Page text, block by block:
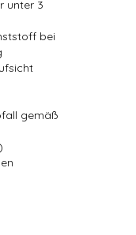
unter 3
bei
gemäß